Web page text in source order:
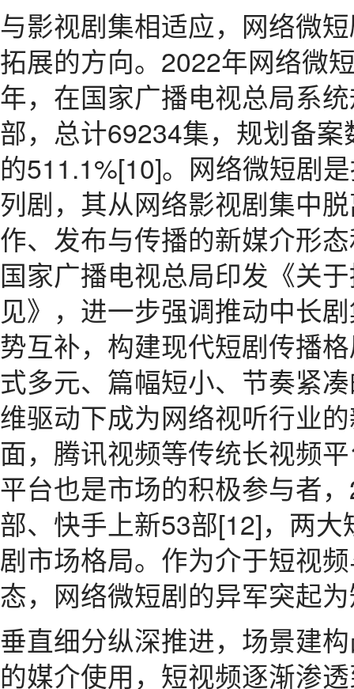
与影视剧集相适应，网络微
拓展的方向。2022年网络微
年，在国家广播电视总局系
部，总计69234集，规划备
的511.1%[10]。网络微短剧
列剧，其从网络影视剧集中
作、发布与传播的新媒介形
国家广播电视总局印发《关
见》，进一步强调推动中长
势互补，构建现代短剧传播
式多元、篇幅短小、节奏紧
维驱动下成为网络视听行业
面，腾讯视频等传统长视频
平台也是市场的积极参与者
部、快手上新53部[12]，两
剧市场格局。作为介于短视
态，网络微短剧的异军突起
垂直细分纵深推进，场景建
的媒介使用，短视频逐渐渗